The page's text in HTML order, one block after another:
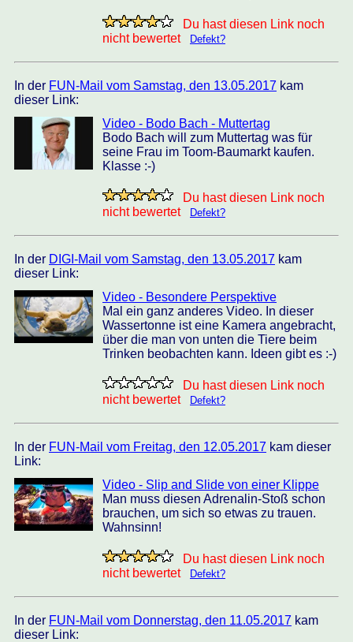
Du hast diesen Link noch
nicht bewertet
Defekt?
In der FUN-Mail vom Samstag, den 13.05.2017 kam
dieser Link:
Video - Bodo Bach - Muttertag
Bodo Bach will zum Muttertag was für
seine Frau im Toom-Baumarkt kaufen.
Klasse :-)
Du hast diesen Link noch
nicht bewertet
Defekt?
In der DIGI-Mail vom Samstag, den 13.05.2017 kam
dieser Link:
Video - Besondere Perspektive
Mal ein ganz anderes Video. In dieser
Wassertonne ist eine Kamera angebracht,
über die man von unten die Tiere beim
Trinken beobachten kann. Ideen gibt es :-)
Du hast diesen Link noch
nicht bewertet
Defekt?
In der FUN-Mail vom Freitag, den 12.05.2017 kam dieser
Link:
Video - Slip and Slide von einer Klippe
Man muss diesen Adrenalin-Stoß schon
brauchen, um sich so etwas zu trauen.
Wahnsinn!
Du hast diesen Link noch
nicht bewertet
Defekt?
In der FUN-Mail vom Donnerstag, den 11.05.2017 kam
dieser Link: